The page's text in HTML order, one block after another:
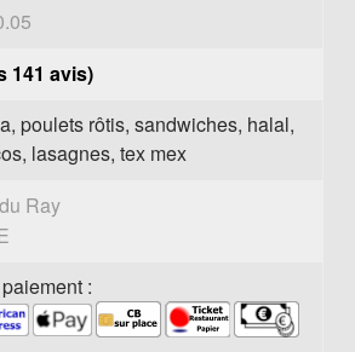
141 avis)
poulets rôtis, sandwiches, halal,
lasagnes, tex mex
Ray
: